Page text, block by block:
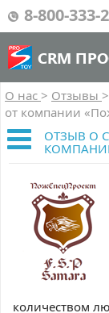
8-800-333-
CRM
О нас > Отзывы >
от компании
ОТЗЫВ О
количеством